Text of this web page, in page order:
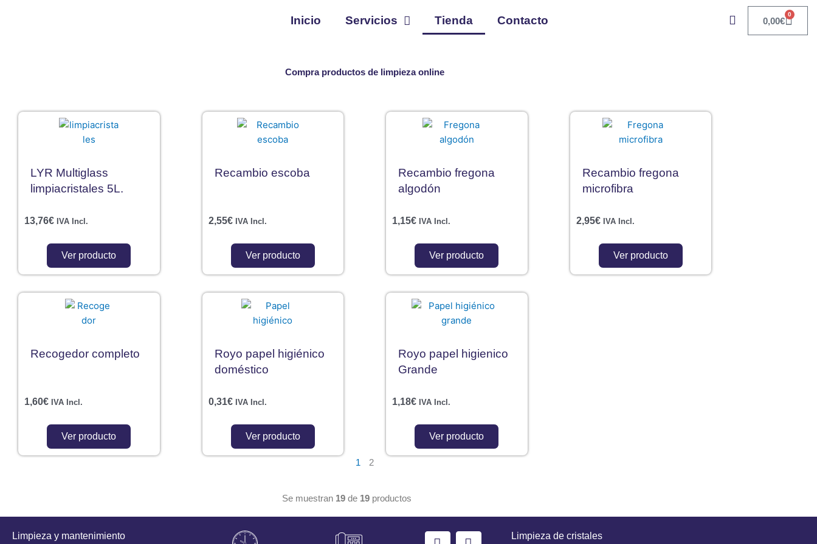
Inicio Servicios Tienda Contacto 0,00€
0
Compra productos de limpieza online
LYR Multiglass
limpiacristales 5L.
13,76€ IVA Incl.
Ver producto
Recambio escoba
2,55€ IVA Incl.
Ver producto
Recambio fregona
algodón
1,15€ IVA Incl.
Ver producto
Recambio fregona
microfibra
2,95€ IVA Incl.
Ver producto
Recogedor completo
1,60€ IVA Incl.
Ver producto
Royo papel higiénico
doméstico
0,31€ IVA Incl.
Ver producto
Royo papel higienico
Grande
1,18€ IVA Incl.
Ver producto
1
Página
2
Se muestran 19de 19productos
Limpieza y mantenimiento
F
I
Limpieza de cristales